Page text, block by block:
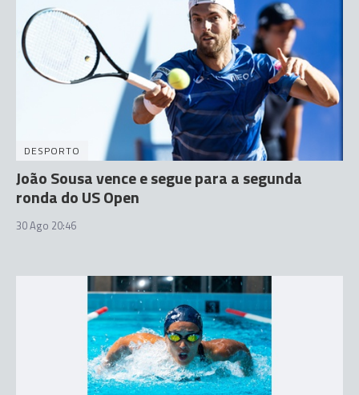
DESPORTO
João Sousa vence e segue para a segunda
ronda do US Open
30 Ago 20:46